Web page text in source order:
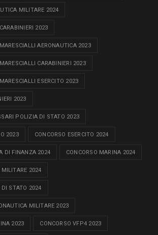
MILITARE 2024
2023
AERONAUTICA 2023
CARABINIERI 2023
ESERCITO 2023
2023
POLIZIA DI STATO 2023
2023 CONCORSO ESERCITO 2024
DI FINANZA 2024 CONCORSO MARINA 2024
MILITARE 2024
DI STATO 2024
MILITARE 2023
2023 CONCORSO VFP4 2023